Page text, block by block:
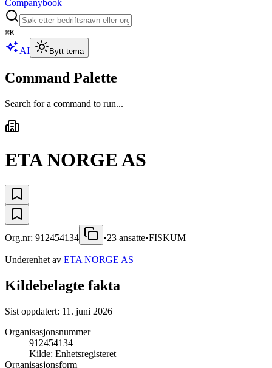
Companybook
⌘K
AI Bytt tema
Command Palette
Search for a command to run...
ETA NORGE AS
Org.nr: 912454134 •23 ansatte•FISKUM
Underenhet av ETA NORGE AS
Kildebelagte fakta
Sist oppdatert: 11. juni 2026
Organisasjonsnummer
912454134
Kilde: Enhetsregisteret
Organisasjonsform